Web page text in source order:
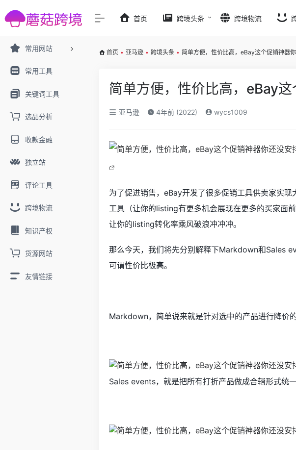
常用网站
常用工具
关键词工具
选品分析
收款金融
独立站
评论工具
跨境物流
知识产权
货源网站
友情链接
首页 跨境头条 跨境物流
首页 • 亚马逊 • 跨境头条 • 简单方便，性价比高，eBay这个促销神器你
简单方便，性价比高，eBay这
亚马逊 4年前 (2022) wycs1009
为了促进销售，eBay开发了很多促销工具供卖家实
工具（让你的listing有更多机会展现在更多的买家面
让你的listing转化率乘风破浪冲冲冲。
那么今天，我们将先分别解释下Markdown和Sales
可谓性价比极高。
Markdown，简单说来就是针对选中的产品进行降价的
Sales events，就是把所有打折产品做成合辑形式统一